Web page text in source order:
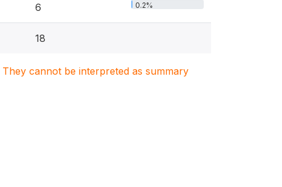
6 0.2%
18
cannot be interpreted as summary